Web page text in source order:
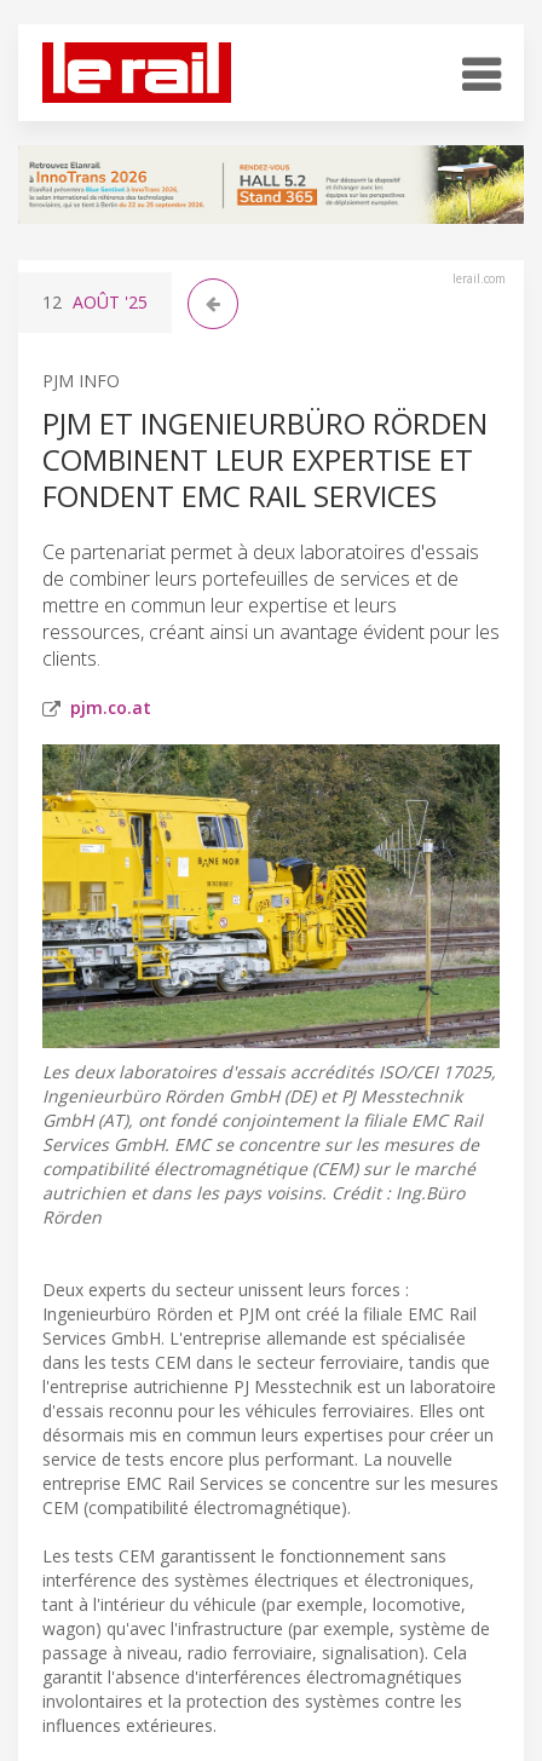
lerail.com
12 AOÛT '25
PJM INFO
PJM ET INGENIEURBÜRO RÖRDEN
COMBINENT LEUR EXPERTISE ET
FONDENT EMC RAIL SERVICES
Ce partenariat permet à deux laboratoires d'essais
de combiner leurs portefeuilles de services et de
mettre en commun leur expertise et leurs
ressources, créant ainsi un avantage évident pour les
clients.
pjm.co.at
Les deux laboratoires d'essais accrédités ISO/CEI 17025,
Ingenieurbüro Rörden GmbH (DE) et PJ Messtechnik
GmbH (AT), ont fondé conjointement la filiale EMC Rail
Services GmbH. EMC se concentre sur les mesures de
compatibilité électromagnétique (CEM) sur le marché
autrichien et dans les pays voisins. Crédit : Ing.Büro
Rörden
Deux experts du secteur unissent leurs forces :
Ingenieurbüro Rörden et PJM ont créé la filiale EMC Rail
Services GmbH. L'entreprise allemande est spécialisée
dans les tests CEM dans le secteur ferroviaire, tandis que
l'entreprise autrichienne PJ Messtechnik est un laboratoire
d'essais reconnu pour les véhicules ferroviaires. Elles ont
désormais mis en commun leurs expertises pour créer un
service de tests encore plus performant. La nouvelle
entreprise EMC Rail Services se concentre sur les mesures
CEM (compatibilité électromagnétique).
Les tests CEM garantissent le fonctionnement sans
interférence des systèmes électriques et électroniques,
tant à l'intérieur du véhicule (par exemple, locomotive,
wagon) qu'avec l'infrastructure (par exemple, système de
passage à niveau, radio ferroviaire, signalisation). Cela
garantit l'absence d'interférences électromagnétiques
involontaires et la protection des systèmes contre les
influences extérieures.